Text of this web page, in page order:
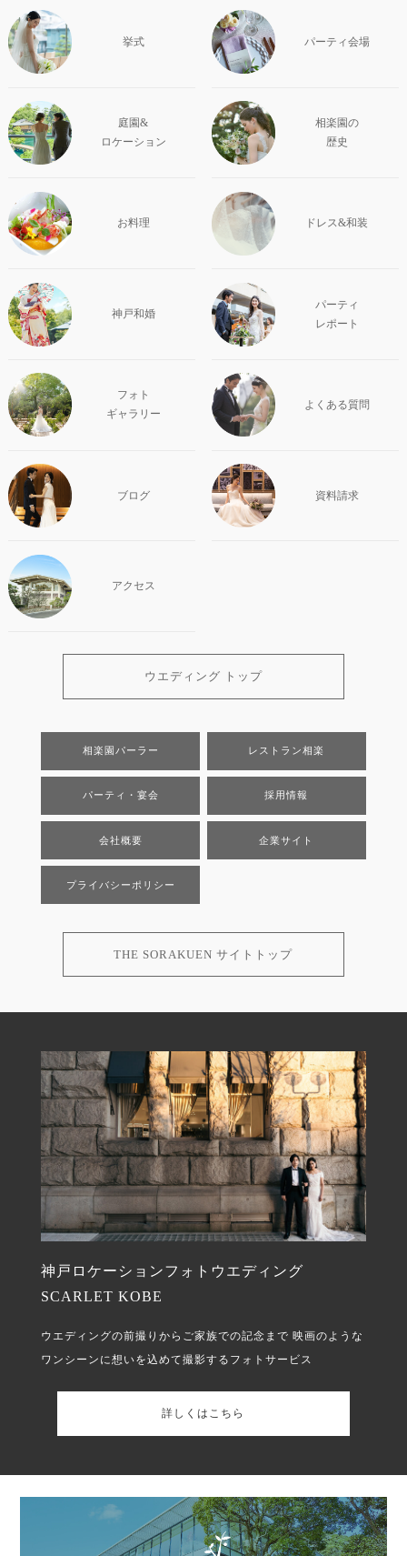
挙式 パーティ会場
庭園&
ロケーション
相楽園の
歴史
お料理 ドレス&和装
神戸和婚
パーティ
レポート
フォト
ギャラリー
よくある質問
ブログ 資料請求
アクセス
ウエディング トップ
相楽園パーラー レストラン相楽
パーティ・宴会 採用情報
会社概要 企業サイト
プライバシーポリシー
THE SORAKUEN サイトトップ
神戸ロケーションフォトウエディング
SCARLET KOBE
ウエディングの前撮りからご家族での記念まで 映画のような
ワンシーンに想いを込めて撮影するフォトサービス
詳しくはこちら